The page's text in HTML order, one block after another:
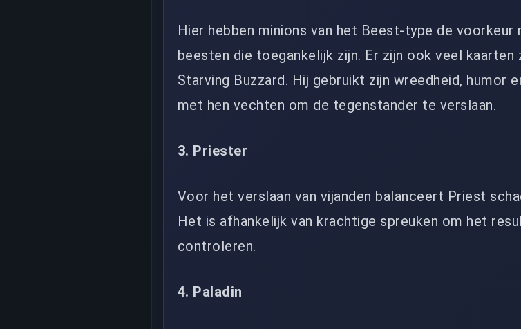
Hier hebben minions van het Beest-type de voorkeur
beesten die toegankelijk zijn. Er zijn ook veel kaarten
Starving Buzzard. Hij gebruikt zijn wreedheid, humor
met hen vechten om de tegenstander te verslaan.
3. Priester
Voor het verslaan van vijanden balanceert Priest
Het is afhankelijk van krachtige spreuken om het
controleren.
4. Paladin